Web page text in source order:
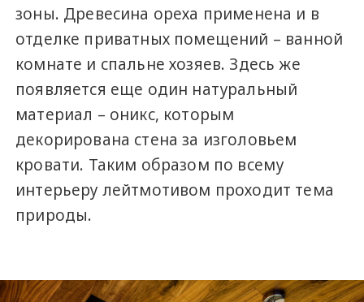
зоны. Древесина ореха применена и в
отделке приватных помещений – ванной
комнате и спальне хозяев. Здесь же
появляется еще один натуральный
материал – оникс, которым
декорирована стена за изголовьем
кровати. Таким образом по всему
интерьеру лейтмотивом проходит тема
природы.